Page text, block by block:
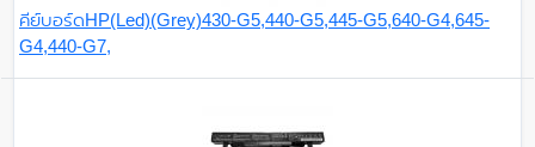
คีย์บอร์ดHP(Led)(Grey)430-G5,440-G5,445-G5,640-G4,645-
G4,440-G7,